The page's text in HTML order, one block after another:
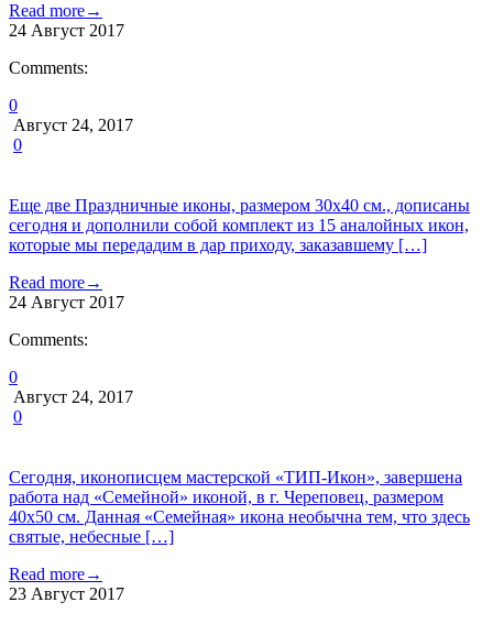
Read more→
24 Август 2017
Comments:
0
Август 24, 2017
0
Еще две Праздничные иконы, размером 30х40 см., дописаны
сегодня и дополнили собой комплект из 15 аналойных икон,
которые мы передадим в дар приходу, заказавшему […]
Read more→
24 Август 2017
Comments:
0
Август 24, 2017
0
Сегодня, иконописцем мастерской «ТИП-Икон», завершена
работа над «Семейной» иконой, в г. Череповец, размером
40х50 см. Данная «Семейная» икона необычна тем, что здесь
святые, небесные […]
Read more→
23 Август 2017